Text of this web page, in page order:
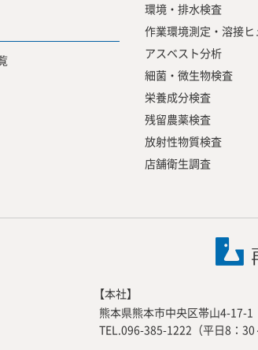
環境・排水検査
作業環境測定・溶接
アスベスト分析
細菌・微生物検査
栄養成分検査
残留農薬検査
放射性物質検査
店舗衛生調査
【本社】
熊本県熊本市中央区帯山4-17-1
TEL.096-385-1222（平日8：30